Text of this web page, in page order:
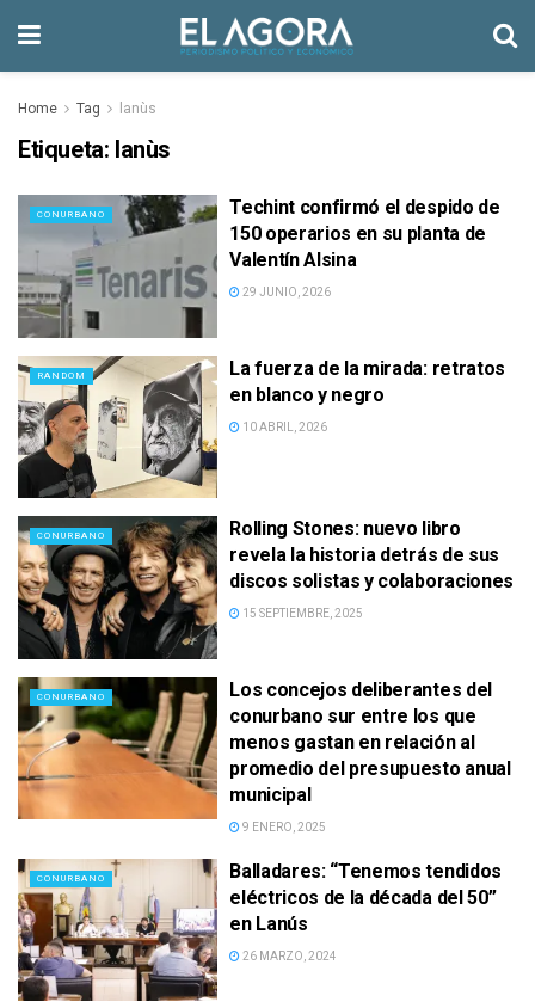
Home Tag lanùs
Etiqueta: lanùs
CONURBANO
Techint confirmó el despido de
150 operarios en su planta de
Valentín Alsina
29 JUNIO, 2026
RANDOM
La fuerza de la mirada: retratos
en blanco y negro
10 ABRIL, 2026
CONURBANO
Rolling Stones: nuevo libro
revela la historia detrás de sus
discos solistas y colaboraciones
15 SEPTIEMBRE, 2025
CONURBANO
Los concejos deliberantes del
conurbano sur entre los que
menos gastan en relación al
promedio del presupuesto anual
municipal
9 ENERO, 2025
CONURBANO
Balladares: “Tenemos tendidos
eléctricos de la década del 50”
en Lanús
26 MARZO, 2024